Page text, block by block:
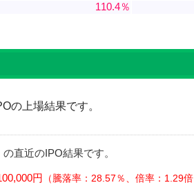
110.4％
の上場結果です。
の直近のIPO結果です。
円 騰落率：28.57％、倍率：1.29倍